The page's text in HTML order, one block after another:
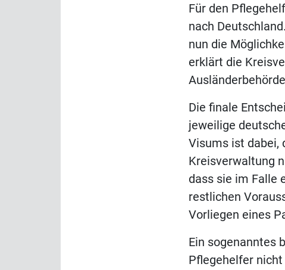
Für den
nach
nun die
erklärt die
Die finale
jeweilige
Visums ist dabei,
Kreisverwaltung
dass sie im Falle
restlichen
Vorliegen eines
Ein sogenanntes
Pflegehelfer